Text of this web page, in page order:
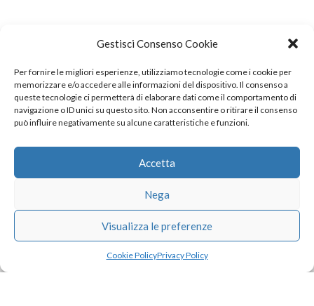
Gestisci Consenso Cookie
Per fornire le migliori esperienze, utilizziamo tecnologie come i cookie per
memorizzare e/o accedere alle informazioni del dispositivo. Il consenso a
queste tecnologie ci permetterà di elaborare dati come il comportamento di
navigazione o ID unici su questo sito. Non acconsentire o ritirare il consenso
può influire negativamente su alcune caratteristiche e funzioni.
Accetta
Nega
Visualizza le preferenze
Cookie PolicyPrivacy Policy
COPYRIGHT
© TheArchitecturalPost 2024
SOCIAL NETWORK
facebookinstagram